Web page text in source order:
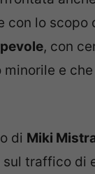
con lo scopo
, con
minorile e
di Miki
traffico di